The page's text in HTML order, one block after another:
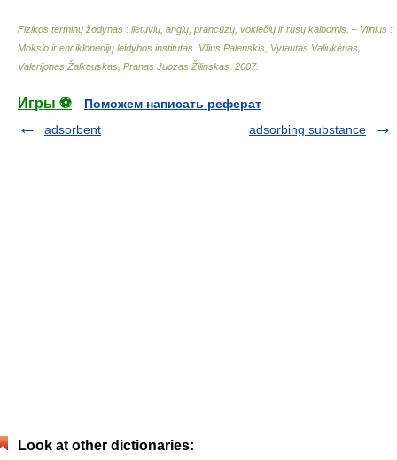
Fizikos terminų žodynas : lietuvių, anglų, prancūzų, vokiečių ir rusų kalbomis. – Vilnius :
Mokslo ir enciklopedijų leidybos institutas Vilius Palenskis, Vytautas Valiukėnas,
Valerijonas Žalkauskas, Pranas Juozas Žilinskas 2007.
Игры ⚽
Поможем написать реферат
adsorbent
adsorbing substance
Look at other dictionaries: